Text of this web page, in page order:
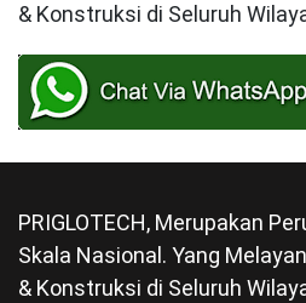
& Konstruksi di Seluruh
PRIGLOTECH, Merupakan
Skala Nasional. Yang
& Konstruksi di Seluruh